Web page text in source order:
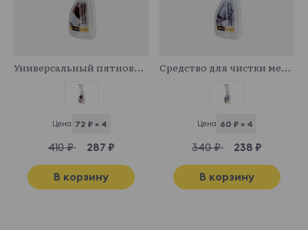
Универсальный пятновыводитель
Цена 72 ₽ × 4
410 ₽ 287 ₽
В корзину
Средство для чистки мебельных тканей
Цена 60 ₽ × 4
340 ₽ 238 ₽
В корзину